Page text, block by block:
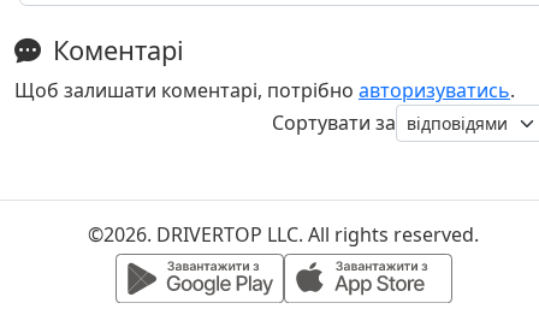
Коментарі
Щоб залишати коментарі, потрібно авторизуватись.
Сортувати за
©2026. DRIVERTOP LLC. All rights reserved.